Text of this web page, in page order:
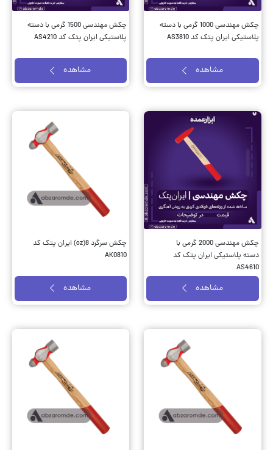
چکش مهندسی 1000 گرمی با دسته
پلاستیکی ایران پتک کد AS3810
مشاهده
چکش مهندسی 1500 گرمی با دسته
پلاستیکی ایران پتک کد AS4210
مشاهده
چکش مهندسی 2000 گرمی با
دسته پلاستیکی ایران پتک کد
AS4610
مشاهده
چکش سرگرد 8(oz) ایران پتک کد
AK0810
مشاهده